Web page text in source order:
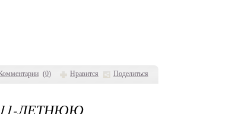
(0) Нравится Поделиться
ЛЕТНЮЮ